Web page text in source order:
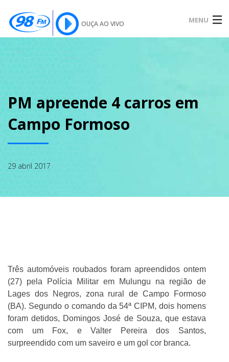
OUÇA AO VIVO MENU
SOBRE
NOTÍCIAS
CONTATO
PM apreende 4 carros em
Campo Formoso
29 abril 2017
Três automóveis roubados foram apreendidos ontem
(27) pela Polícia Militar em Mulungu na região de
Lages dos Negros, zona rural de Campo Formoso
(BA). Segundo o comando da 54ª CIPM, dois homens
foram detidos, Domingos José de Souza, que estava
com um Fox, e Valter Pereira dos Santos,
surpreendido com um saveiro e um gol cor branca.